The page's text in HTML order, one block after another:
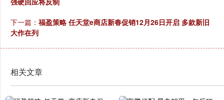
下一篇： 福盈策略 任天堂e商店新春促销12月26日开启 多款新旧
大作在列
相关文章